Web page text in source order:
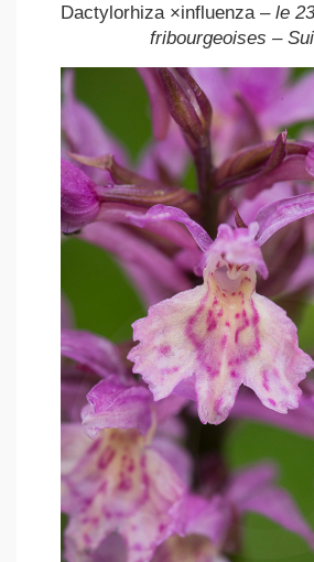
Dactylorhiza ×influenza– le
fribourgeoises –